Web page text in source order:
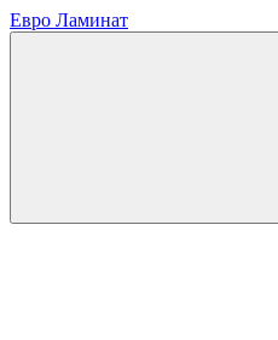
Евро Ламинат